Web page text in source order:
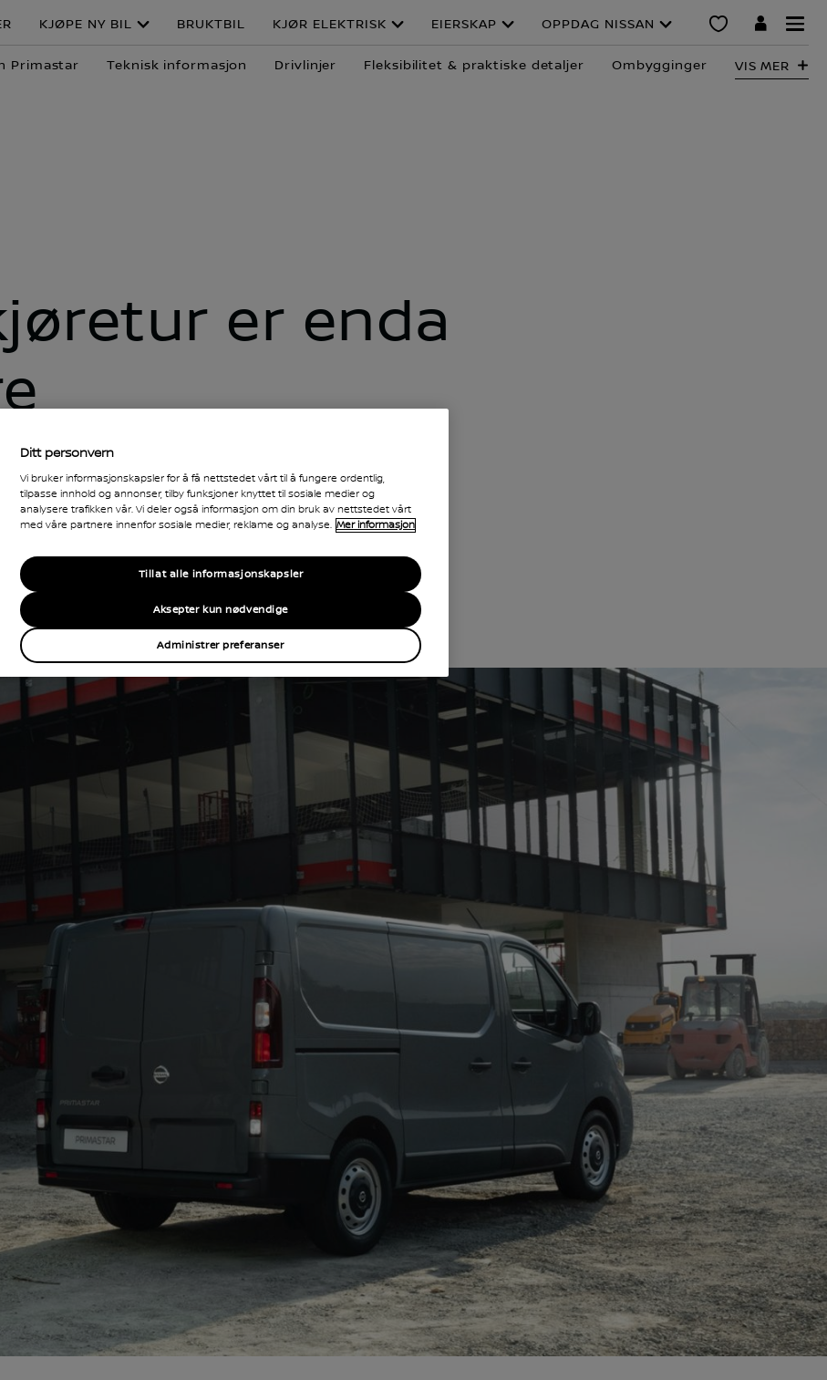
KJØPE NY BIL BRUKTBIL KJØR ELEKTRISK EIERSKAP OPPDAG NISSAN
Primastar Teknisk informasjon Drivlinjer Fleksibilitet & praktiske detaljer Ombygginger VIS MER
er enda
mye mer enn en komfortabel arbeidsplass.
mobilt kontor.
Ditt personvern
Vi bruker informasjonskapsler for å få nettstedet vårt til å fungere ordentlig,
tilpasse innhold og annonser, tilby funksjoner knyttet til sosiale medier og
analysere trafikken vår. Vi deler også informasjon om din bruk av nettstedet vårt
med våre partnere innenfor sosiale medier, reklame og analyse. Mer informasjon
Administrer preferanser
Aksepter kun nødvendige
Tillat alle informasjonskapsler